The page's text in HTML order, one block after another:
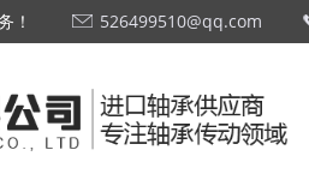
！ 526499510@qq.com